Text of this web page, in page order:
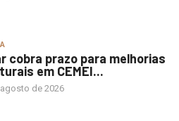
cobra prazo para melhorias
em CEMEI...
de 2026